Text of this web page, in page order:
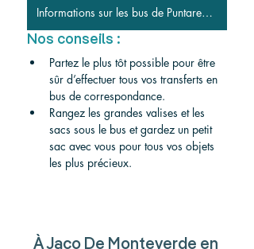
Informations sur les bus de Puntarenas
Nos conseils :
Partez le plus tôt possible pour être
sûr d’effectuer tous vos transferts en
bus de correspondance.
Rangez les grandes valises et les
sacs sous le bus et gardez un petit
sac avec vous pour tous vos objets
les plus précieux.
À Jaco De Monteverde en